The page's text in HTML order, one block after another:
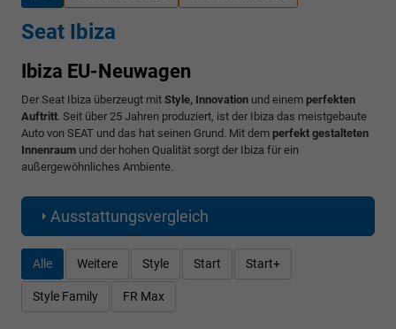
Seat Ibiza
Ibiza EU-Neuwagen
Der Seat Ibiza überzeugt mit Style, Innovation und einem perfekten
Auftritt . Seit über 25 Jahren produziert, ist der Ibiza das meistgebaute
Auto von SEAT und das hat seinen Grund. Mit dem perfekt gestalteten
Innenraum und der hohen Qualität sorgt der Ibiza für ein
außergewöhnliches Ambiente.
Ausstattungsvergleich
Alle Weitere Style Start Start+
Style Family FR Max